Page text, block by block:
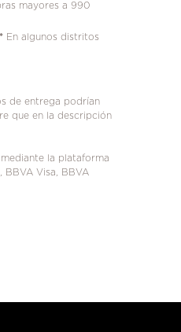
mayores a 990
En algunos distritos
de entrega podrían
que en la descripción
mediante la plataforma
BBVA Visa, BBVA